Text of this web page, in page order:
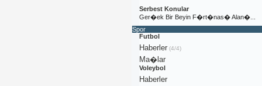
Serbest Konular
Ger�ek Bir Beyin F�rt�nas� Alan�...
Spor
Futbol
Haberler(4/4)
Ma�lar
Voleybol
Haberler